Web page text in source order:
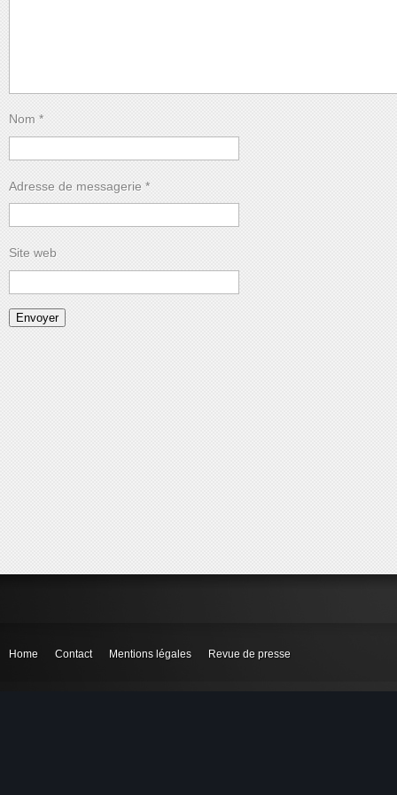
Nom *
Adresse de messagerie *
Site web
Home Contact Mentions légales Revue de presse